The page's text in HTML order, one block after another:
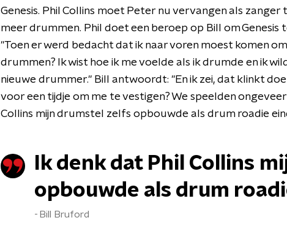
Genesis. Phil Collins moet Peter nu vervangen als zanger
meer drummen. Phil doet een beroep op Bill om
"Toen er werd bedacht dat ik naar voren moest komen
drummen? Ik wist hoe ik me voelde als ik drumde en ik
nieuwe drummer." Bill antwoordt: "En ik zei, dat klinkt
voor een tijdje om me te vestigen? We speelden
Collins mijn drumstel zelfs opbouwde als drum roadie
Ik denk dat Phil Collins
opbouwde als drum
Bill Bruford